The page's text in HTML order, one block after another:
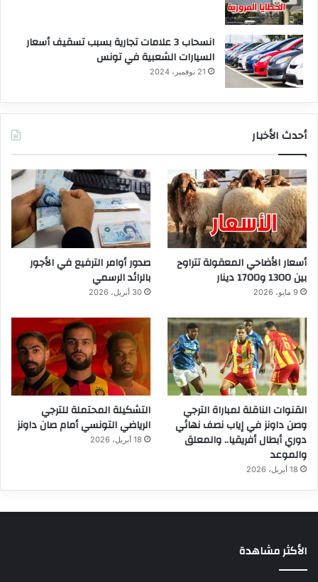
انسحاب 3 علامات تجارية بسبب تسقيف أسعار
السيارات الشعبية في تونس
21 نوفمبر، 2024
أحدث الأخبار
أسعار الأضاحي المعقولة تتراوح
بين 1300 و1700 دينار
9 مايو، 2026
صدور أوامر الترفيع في الأجور
بالرائد الرسمي
30 أبريل، 2026
القنوات الناقلة لمباراة الترجي
وصن داونز في إياب نصف نهائي
دوري أبطال أفريقيا.. والمعلق
والموعد
18 أبريل، 2026
التشكيلة المحتملة للترجي
الرياضي التونسي أمام صان داونز
18 أبريل، 2026
الأكثر مشاهدة